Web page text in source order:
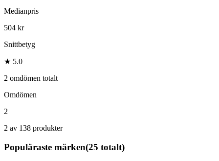
Medianpris
504 kr
Snittbetyg
★ 5.0
2 omdömen totalt
Omdömen
2
2 av 138 produkter
Populäraste märken(25 totalt)